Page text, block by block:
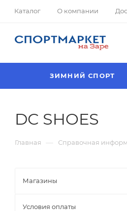
Каталог О компании
ЗИМНИЙ СПОРТ
DC SHOES
Главная — Справочная
Магазины
Условия оплаты